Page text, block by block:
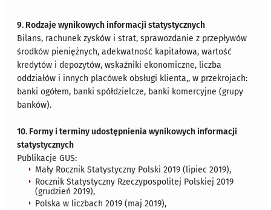
9. Rodzaje wynikowych informacji statystycznych
Bilans, rachunek zysków i strat, sprawozdanie z przepływów
środków pieniężnych, adekwatność kapitałowa, wartość
kredytów i depozytów, wskaźniki ekonomiczne, liczba
oddziałów i innych placówek obsługi klienta,, w przekrojach:
banki ogółem, banki spółdzielcze, banki komercyjne (grupy
banków).
10. Formy i terminy udostępnienia wynikowych informacji
statystycznych
Publikacje GUS:
Mały Rocznik Statystyczny Polski 2019 (lipiec 2019),
Rocznik Statystyczny Rzeczypospolitej Polskiej 2019
(grudzień 2019),
Polska w liczbach 2019 (maj 2019),